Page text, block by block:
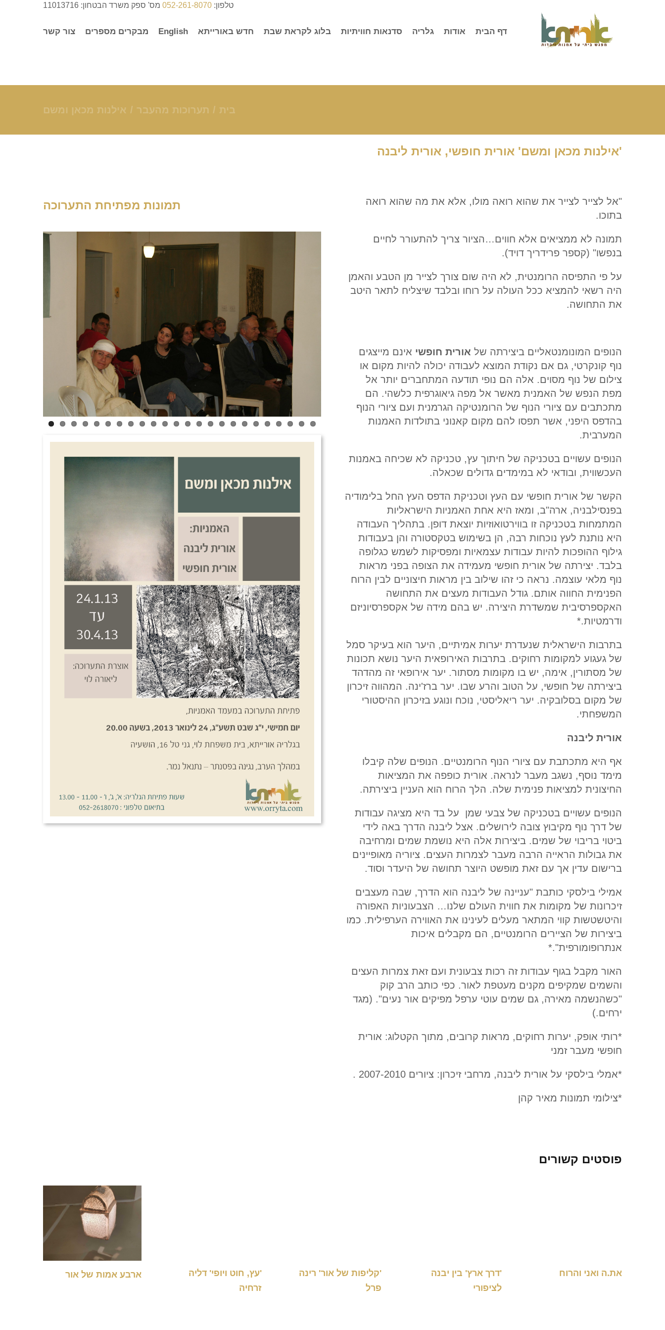
טלפון: 052-261-8070 מס' ספק משרד הבטחון: 11013716
דף הבית אודות גלריה סדנאות חוויתיות בלוג לקראת שבת חדש באורייתא English מבקרים מספרים צור קשר
בית תערוכות מהעבר אילנות מכאן ומשם
'אילנות מכאן ומשם' אורית חופשי, אורית ליבנה
"אל לצייר לצייר את שהוא רואה מולו, אלא את מה שהוא רואה
בתוכו.
תמונה לא ממציאים אלא חווים…הציור צריך להתעורר לחיים
בנפשו" (קספר פרידריך דויד).
על פי התפיסה הרומנטית, לא היה שום צורך לצייר מן הטבע והאמן
היה רשאי להמציא ככל העולה על רוחו ובלבד שיצליח לתאר היטב
את התחושה.
הנופים המונומנטאליים ביצירתה של אורית חופשי אינם מייצגים
נוף קונקרטי, גם אם נקודת המוצא לעבודה יכולה להיות מקום או
צילום של נוף מסוים. אלה הם נופי תודעה המתחברים יותר אל
מפת הנפש של האמנית מאשר אל מפה גיאוגרפית כלשהי. הם
מתכתבים עם ציורי הנוף של הרומנטיקה הגרמנית ועם ציורי הנוף
בהדפס היפני, אשר תפסו להם מקום קאנוני בתולדות האמנות
המערבית.
הנופים עשויים בטכניקה של חיתוך עץ, טכניקה לא שכיחה באמנות
העכשווית, ובודאי לא במימדים גדולים שכאלה.
הקשר של אורית חופשי עם העץ וטכניקת הדפס העץ החל בלימודיה
בפנסילבניה, ארה"ב, ומאז היא אחת האמניות הישראליות
המתמחות בטכניקה זו בווירטואוזיות יוצאת דופן. בתהליך העבודה
היא נותנת לעץ נוכחות רבה, הן בשימוש בטקסטורה והן בעבודות
גילוף ההופכות להיות עבודות עצמאיות ומפסיקות לשמש כגלופה
בלבד. יצירתה של אורית חופשי מעמידה את הצופה בפני מראות
נוף מלאי עוצמה. נראה כי זהו שילוב בין מראות חיצוניים לבין הרוח
הפנימית החווה אותם. גודל העבודות מעצים את התחושה
האקספרסיבית שמשדרת היצירה. יש בהם מידה של אקספרסיוניזם
ודרמטיות.*
בתרבות הישראלית שנעדרת יערות אמיתיים, היער הוא בעיקר סמל
של געגוע למקומות רחוקים. בתרבות האירופאית היער נושא תכונות
של מסתורין, אימה, יש בו מקומות מסתור. יער אירופאי זה מהדהד
ביצירתה של חופשי, על הטוב והרע שבו. יער ברז'ינה. המהווה זיכרון
של מקום בסלובקיה. יער ריאליסטי, נוכח ונוגע בזיכרון ההיסטורי
המשפחתי.
אורית ליבנה
אף היא מתכתבת עם ציורי הנוף הרומנטיים. הנופים שלה קיבלו
מימד נוסף, נשגב מעבר לנראה. אורית כופפה את המציאות
החיצונית למציאות פנימית שלה. הלך הרוח הוא העניין ביצירתה.
הנופים עשויים בטכניקה של צבעי שמן על בד היא מציגה עבודות
של דרך נוף מקיבוץ צובה לירושלים. אצל ליבנה הדרך באה לידי
ביטוי בריבוי של שמים. ביצירות אלה היא נושמת שמים ומרחיבה
את גבולות הראייה הרבה מעבר לצמרות העצים. ציוריה מאופיינים
ברישום עדין אך עם זאת מופשט היוצר תחושה של היעדר וסוד.
אמילי בילסקי כותבת "עניינה של ליבנה הוא הדרך, שבה מעצבים
זיכרונות של מקומות את חווית העולם שלנו… הצבעוניות האפורה
והיטשטשות קווי המתאר מעלים לעינינו את האווירה הערפילית. כמו
ביצירות של הציירים הרומנטיים, הם מקבלים איכות
אנתרופומורפית".*
האור מקבל בגוף עבודות זה רכות צבעונית ועם זאת צמרות העצים
והשמים שמקיפים מקנים מעטפת לאור. כפי כותב הרב קוק
"כשהנשמה מאירה, גם שמים עוטי ערפל מפיקים אור נעים". (מגד
ירחים.)
*רותי אופק, יערות רחוקים, מראות קרובים, מתוך הקטלוג: אורית
חופשי מעבר זמני
*אמלי בילסקי על אורית ליבנה, מרחבי זיכרון: ציורים 2007-2010 .
*צילומי תמונות מאיר קהן
תמונות מפתיחת התערוכה
פוסטים קשורים
את.ה ואני והרוח
'דרך ארץ' בין יבנה
לציפורי
'קליפות של אור' רינה
פרל
'עץ, חוט ויופי' דליה
זרחיה
ארבע אמות של אור